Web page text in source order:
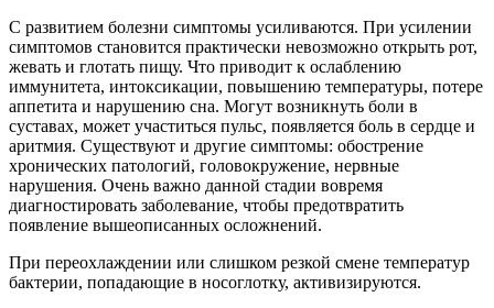
С развитием болезни симптомы усиливаются. При усилении
симптомов становится практически невозможно открыть рот,
жевать и глотать пищу. Что приводит к ослаблению
иммунитета, интоксикации, повышению температуры, потере
аппетита и нарушению сна. Могут возникнуть боли в
суставах, может участиться пульс, появляется боль в сердце и
аритмия. Существуют и другие симптомы: обострение
хронических патологий, головокружение, нервные
нарушения. Очень важно данной стадии вовремя
диагностировать заболевание, чтобы предотвратить
появление вышеописанных осложнений.
При переохлаждении или слишком резкой смене температур
бактерии, попадающие в носоглотку, активизируются.